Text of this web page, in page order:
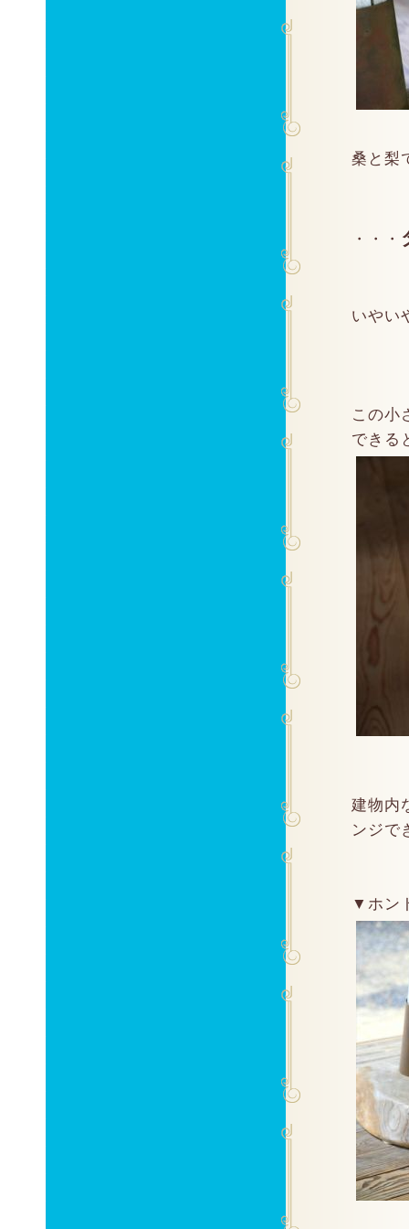
桑と梨
・・・
いやい
この小
できる
建物内
ンジで
▼ホン